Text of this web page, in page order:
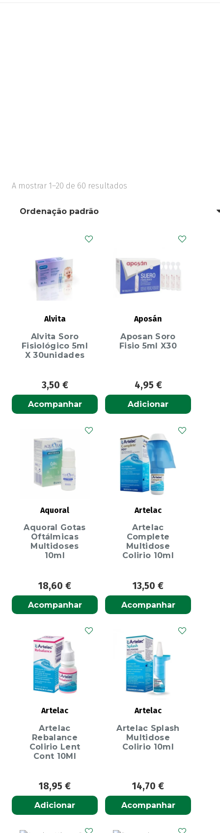
A mostrar 1–20 de 60 resultados
Alvita
Alvita Soro
Fisiológico 5ml
X 30unidades
3,50 €
Acompanhar
Aposán
Aposan Soro
Fisio 5ml X30
4,95 €
Adicionar
Aquoral
Aquoral Gotas
Oftálmicas
Multidoses
10ml
18,60 €
Acompanhar
Artelac
Artelac
Complete
Multidose
Colirio 10ml
13,50 €
Acompanhar
Artelac
Artelac
Rebalance
Colirio Lent
Cont 10Ml
18,95 €
Adicionar
Artelac
Artelac Splash
Multidose
Colirio 10ml
14,70 €
Acompanhar